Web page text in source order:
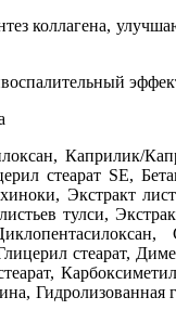
коллагена,
Каприлик/
стеарат SE,
Экстракт
тулси,
стеарат,
Гидролизованная